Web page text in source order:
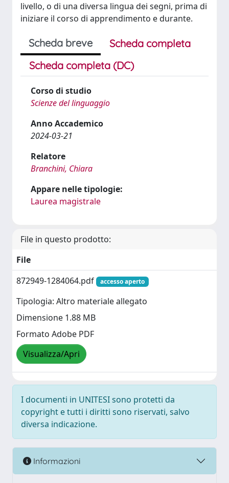
livello, o di una diversa lingua dei segni, prima di
iniziare il corso di apprendimento e durante.
Scheda breve
Scheda completa
Scheda completa (DC)
Corso di studio
Scienze del linguaggio
Anno Accademico
2024-03-21
Relatore
Branchini, Chiara
Appare nelle tipologie:
Laurea magistrale
File in questo prodotto:
File
872949-1284064.pdf
accesso aperto
Tipologia: Altro materiale allegato
Dimensione 1.88 MB
Formato Adobe PDF
Visualizza/Apri
I documenti in UNITESI sono protetti da
copyright e tutti i diritti sono riservati, salvo
diversa indicazione.
Informazioni